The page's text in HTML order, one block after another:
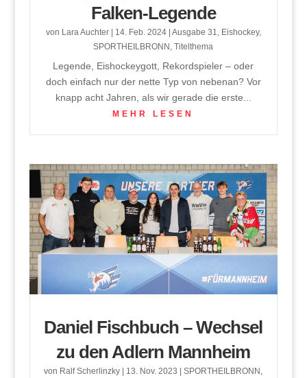
Falken-Legende
von Lara Auchter| 14. Feb. 2024| Ausgabe 31, Eishockey,
SPORTHEILBRONN ,Titelthema
Legende, Eishockeygott, Rekordspieler – oder
doch einfach nur der nette Typ von nebenan? Vor
knapp acht Jahren, als wir gerade die erste...
MEHR LESEN
Daniel Fischbuch – Wechsel
zu den Adlern Mannheim
von Ralf Scherlinzky 13. Nov. 2023 |SPORTHEILBRONN ,